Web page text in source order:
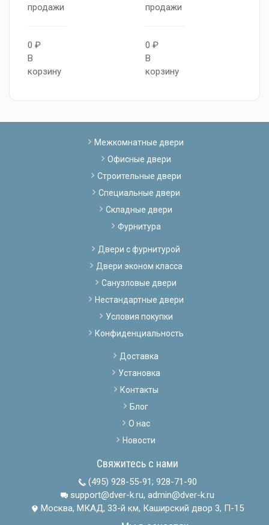
продажи
0 ₽
В
корзину
продажи
0 ₽
В
корзину
Межкомнатные двери
Офисные двери
Строительные двери
Специальные двери
Складные двери
Фурнитура
Двери с фурнитурой
Двери эконом класса
Санузловые двери
Нестандартные двери
Условия покупки
Конфиденциальность
Доставка
Установка
Контакты
Блог
О нас
Новости
Свяжитесь с нами
(495) 928-55-91; 928-71-90
support@dver-k.ru, admin@dver-k.ru
Москва, МКАД, 33-й км, Каширский двор 3, П-15